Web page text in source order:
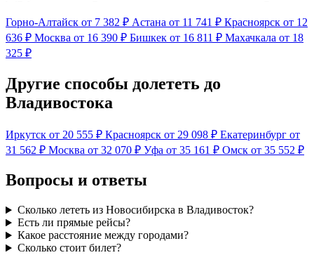
Горно-Алтайск от 7 382 ₽ Астана от 11 741 ₽ Красноярск от 12
636 ₽ Москва от 16 390 ₽ Бишкек от 16 811 ₽ Махачкала от 18
325 ₽
Другие способы долететь до
Владивостока
Иркутск от 20 555 ₽ Красноярск от 29 098 ₽ Екатеринбург от
31 562 ₽ Москва от 32 070 ₽ Уфа от 35 161 ₽ Омск от 35 552 ₽
Вопросы и ответы
Сколько лететь из Новосибирска в Владивосток?
Есть ли прямые рейсы?
Какое расстояние между городами?
Сколько стоит билет?